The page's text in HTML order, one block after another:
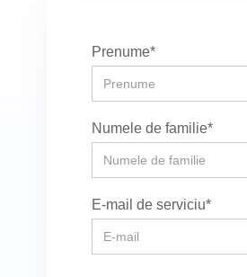
Prenume*
Numele de familie*
E-mail de serviciu*